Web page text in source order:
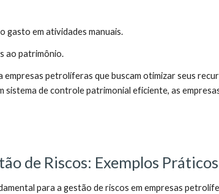
gasto em atividades manuais.
ao patrimônio.
petrolíferas que buscam otimizar seus
de controle patrimonial eficiente, as
de Riscos: Exemplos Práticos
para a gestão de riscos em empresas